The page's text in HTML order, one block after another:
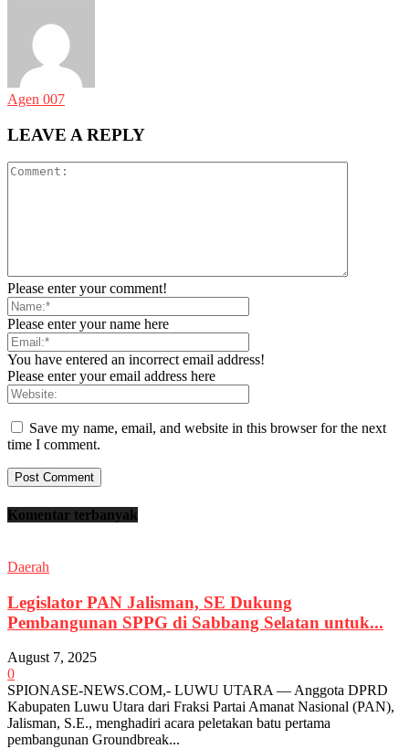
Agen 007
LEAVE A REPLY
Please enter your comment!
Please enter your name here
You have entered an incorrect email address!
Please enter your email address here
Save my name, email, and website in this browser for the next
time I comment.
Komentar terbanyak
Daerah
Legislator PAN Jalisman, SE Dukung
Pembangunan SPPG di Sabbang Selatan untuk...
August 7, 2025
0
SPIONASE-NEWS.COM,- LUWU UTARA — Anggota DPRD
Kabupaten Luwu Utara dari Fraksi Partai Amanat Nasional (PAN),
Jalisman, S.E., menghadiri acara peletakan batu pertama
pembangunan Groundbreak...